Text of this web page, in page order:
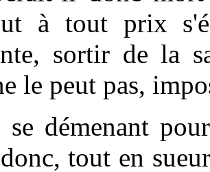
à tout prix
sortir de la
le peut pas,
se démenant
tout en